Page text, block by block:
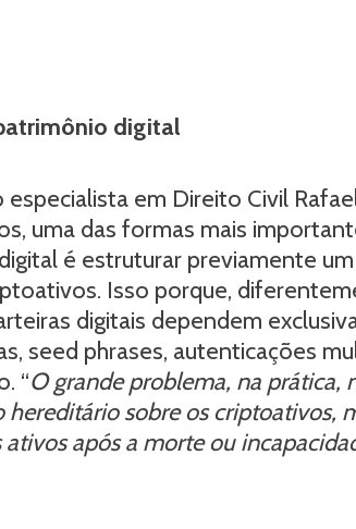
digital
em Direito Civil
uma das formas mais
é estruturar previamente
Isso porque,
digitais dependem
seed phrases, autenticações
“O grande problema, na prática,
sobre os criptoativos,
ativos após a morte ou